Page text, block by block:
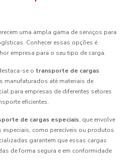
uma ampla gama de serviços para
Conhecer essas opções é
empresa para o seu tipo de carga.
se o transporte de cargas
manufaturados até materiais de
para empresas de diferentes setores
eficientes.
de cargas especiais, que envolve
como perecíveis ou produtos
garantem que essas cargas
de forma segura e em conformidade